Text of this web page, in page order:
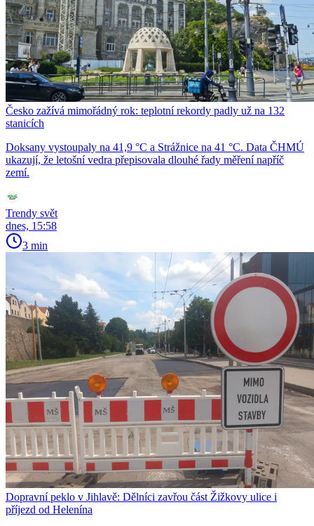
Česko zažívá mimořádný rok: teplotní rekordy padly už na 132
stanicích
Doksany vystoupaly na 41,9 °C a Strážnice na 41 °C. Data ČHMÚ
ukazují, že letošní vedra přepisovala dlouhé řady měření napříč
zemí.
Trendy svět
dnes, 15:58
3 min
Dopravní peklo v Jihlavě: Dělníci zavřou část Žižkovy ulice i
příjezd od Helenína